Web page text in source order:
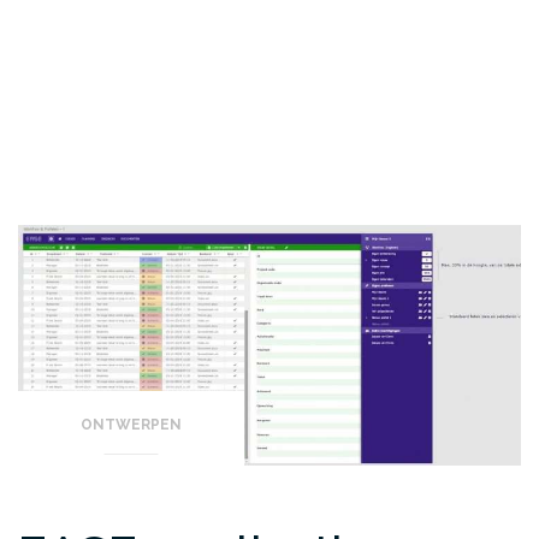
ONTWERPEN